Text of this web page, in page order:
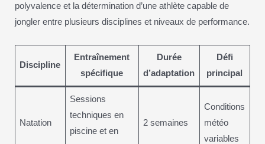
polyvalence et la détermination d’une athlète capable de
jongler entre plusieurs disciplines et niveaux de performance.
Discipline
Entraînement
spécifique
Durée
d’adaptation
Défi
principal
Natation
Sessions
techniques en
piscine et en
2 semaines
Conditions
météo
variables